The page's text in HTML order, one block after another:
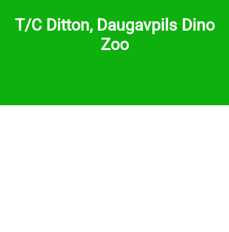
T/C Ditton, Daugavpils Dino
Zoo